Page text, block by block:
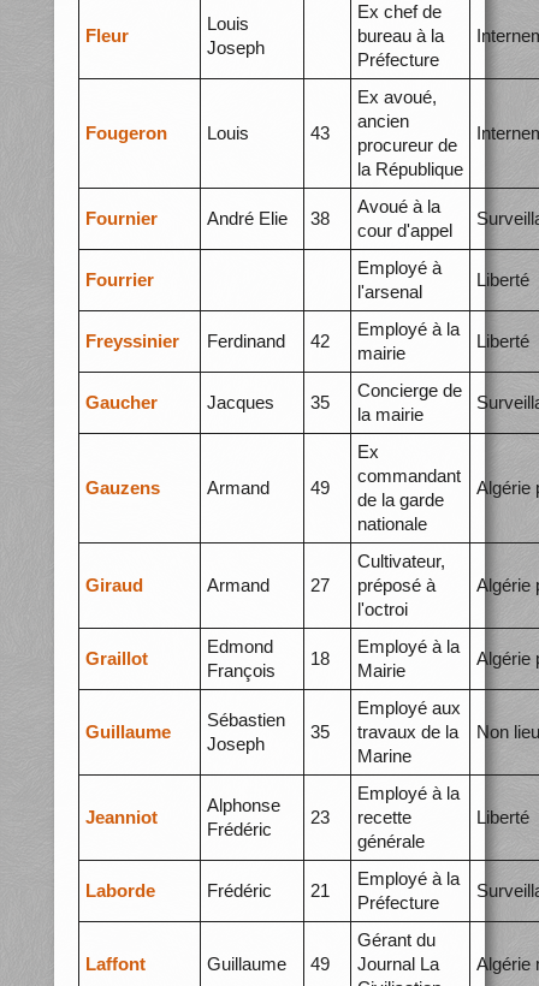
Fleur
Louis
Joseph
Ex chef de
bureau à la
Préfecture
Fougeron Louis 43
Ex avoué,
ancien
procureur de
la République
Fournier André Elie 38
Avoué à la
cour d'appel
Fourrier
Employé à
l'arsenal
Liberté
Freyssinier Ferdinand 42
Employé à la
mairie
Liberté
Gaucher Jacques 35
Concierge de
la mairie
Gauzens Armand 49
Ex
commandant
de la garde
nationale
Algérie
Giraud Armand 27
Cultivateur,
préposé à
l'octroi
Algérie
Graillot
Edmond
François
18
Employé à la
Mairie
Algérie
Guillaume
Sébastien
Joseph
35
Employé aux
travaux de la
Marine
Non lieu
Jeanniot
Alphonse
Frédéric
23
Employé à la
recette
générale
Liberté
Laborde Frédéric 21
Employé à la
Préfecture
Laffont Guillaume 49
Gérant du
Journal La
Algérie